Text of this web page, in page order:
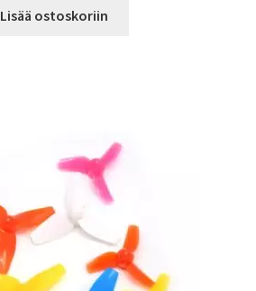
Lisää ostoskoriin